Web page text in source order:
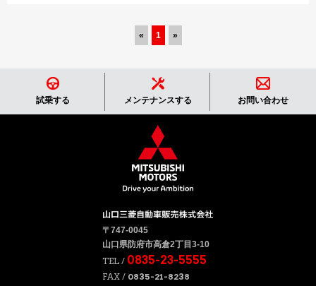
« 1 »
試乗する メンテナンスする お問い合わせ
〒747-0045
山口県防府市高倉2丁目3-10
TEL / 0835-23-5555
FAX / 0835-21-8238